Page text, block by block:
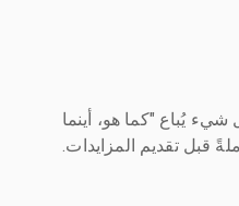
يُباع "كما هو، أينما
قبل تقديم المزايدات.